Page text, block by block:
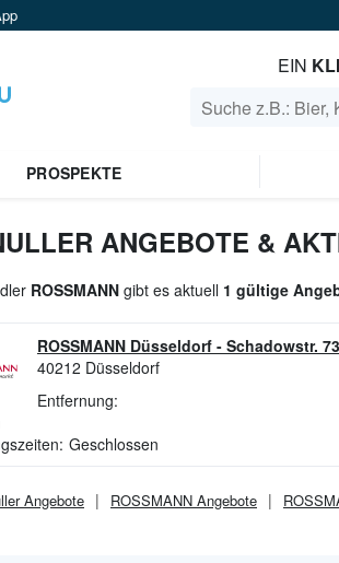
EIN
PROSPEKTE
ANGEBOTE &
ROSSMANN gibt es aktuell 1 gültige
ROSSMANN Düsseldorf - Schadowstr. 73
40212 Düsseldorf
Entfernung:
Geschlossen
Angebote ROSSMANN Angebote